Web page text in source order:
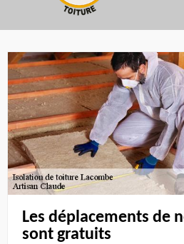
Les déplacements de
sont gratuits